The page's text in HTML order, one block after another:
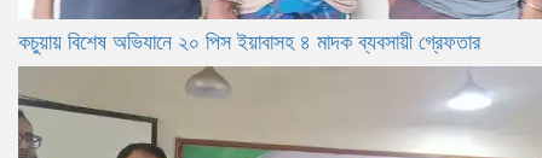
কচুয়ায় বিশেষ অভিযানে ২০ পিস ইয়াবাসহ ৪ মাদক ব্যবসায়ী গ্রেফতার